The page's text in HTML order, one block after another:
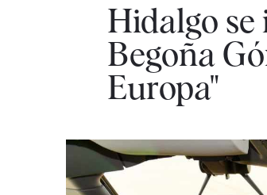
Hidalgo se
Begoña
Europa"